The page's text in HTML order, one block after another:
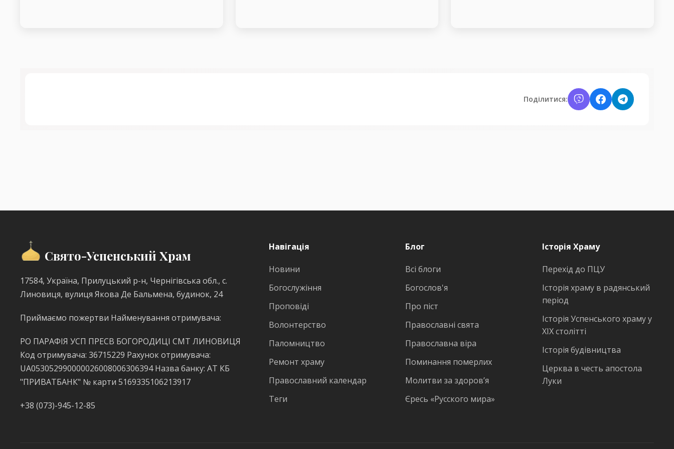
Поділитися:
Свято-Успенський Храм
17584, Україна, Прилуцький р-н, Чернігівська обл., с.
Линовиця, вулиця Якова Де Бальмена, будинок, 24
Приймаємо пожертви Найменування отримувача:
РО ПАРАФІЯ УСП ПРЕСВ БОГОРОДИЦІ СМТ ЛИНОВИЦЯ
Код отримувача: 36715229 Рахунок отримувача:
UA053052990000026008006306394 Назва банку: АТ КБ
"ПРИВАТБАНК" № карти 5169335106213917
+38 (073)-945-12-85
Навігація
Новини
Богослужіння
Проповіді
Волонтерство
Паломництво
Ремонт храму
Православний календар
Теги
Блог
Всі блоги
Богослов'я
Про піст
Православні свята
Православна віра
Поминання померлих
Молитви за здоров’я
Єресь «Русского мира»
Історія Храму
Перехід до ПЦУ
Історія храму в радянський
період
Історія Успенського храму у
ХІХ столітті
Історія будівництва
Церква в честь апостола
Луки